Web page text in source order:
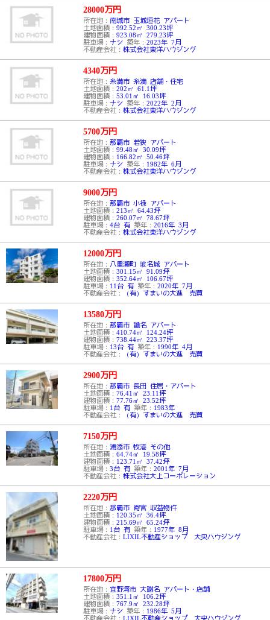
28000万円
所在地： 南城市 玉城垣花 アパート
土地面積：992.52㎡ 300.23坪
建物面積：923.08㎡ 279.23坪
駐車場： ナシ 築年：2023年 7月
不動産会社：株式会社東洋ハウジング
4340万円
所在地：糸満市 糸満 店舗・住宅
土地面積：202㎡ 61.1坪
建物面積：53.01㎡ 16.03坪
駐車場： ナシ 築年：2022年 2月
不動産会社：株式会社東洋ハウジング
5700万円
所在地：那覇市 若狭 アパート
土地面積：99.48㎡ 30.09坪
建物面積： 166.82㎡ 50.46坪
駐車場： ナシ 築年： 1982年 6月
不動産会社：株式会社東洋ハウジング
9000万円
所在地：那覇市 小禄 アパート
土地面積：213㎡ 64.43坪
建物面積：260.07㎡ 78.67坪
駐車場：4台 有 築年：2016年 3月
不動産会社：株式会社東洋ハウジング
12000万円
所在地： 八重瀬町 玻名城 アパート
土地面積：301.15㎡ 91.09坪
建物面積：352.64㎡ 106.67坪
駐車場： 11台 有 築年：2020年 7月
不動産会社：
（有）すまいの大進 売買
13580万円
所在地：那覇市 識名 アパート
土地面積：410.74㎡ 124.24坪
建物面積：738.44㎡ 223.37坪
駐車場： 13台 有 築年： 1990年 4月
不動産会社：
（有）すまいの大進 売買
2900万円
所在地：那覇市 長田 住居・アパート
土地面積：76.41㎡ 23.11坪
建物面積：77.76㎡ 23.52坪
駐車場： 1台 有 築年： 1983年
不動産会社：
（有）すまいの大進 売買
7150万円
所在地：浦添市 牧港 その他
土地面積：64.74㎡ 19.58坪
建物面積： 123.71㎡ 37.42坪
駐車場：3台 有 築年：2001年 7月
不動産会社：株式会社大上コーポレーション
2220万円
所在地：那覇市 寄宮 収益物件
土地面積： 120.35㎡ 36.4坪
建物面積：215.69㎡ 65.24坪
駐車場： 1台 有 築年： 1977年 8月
不動産会社：LIXIL不動産ショップ 大央ハウジング
17800万円
所在地： 宜野湾市 大謝名 アパート・店舗
土地面積：351.1㎡ 106.2坪
建物面積：767.9㎡ 232.28坪
駐車場： ナシ 築年： 1986年 5月
不動産会社：LIXIL不動産ショップ 大央ハウジング